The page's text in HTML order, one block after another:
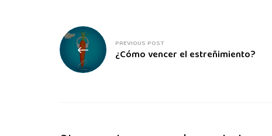
PREVIOUS POST
¿Cómo vencer el estreñimiento?